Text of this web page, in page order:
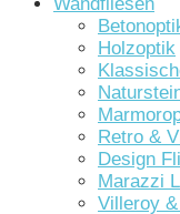
Holzoptik
Retro &
Design
Marazzi
Villeroy